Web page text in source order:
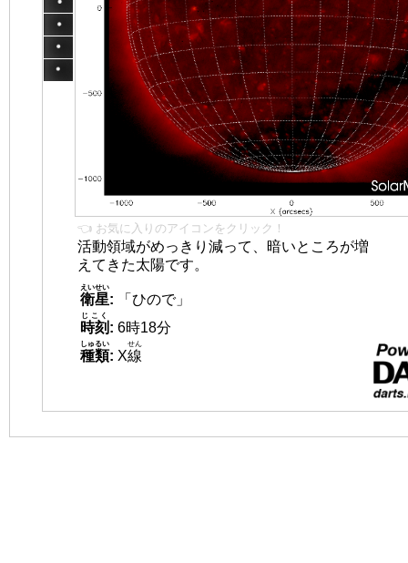
👈 お気に入りのアイコンをクリック！
活動領域がめっきり減って、暗いところが増
えてきた太陽です。
衛星
えいせい
:
「ひので」
時刻
じこく
: 6時18分
種類
しゅるい
: X線
せん